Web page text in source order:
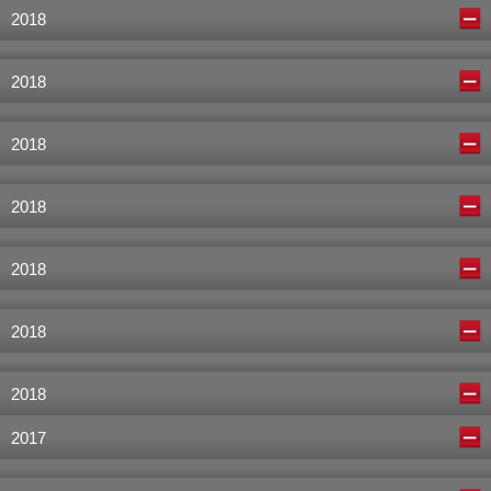
2018
2018
2018
2018
2018
2018
2018
2017